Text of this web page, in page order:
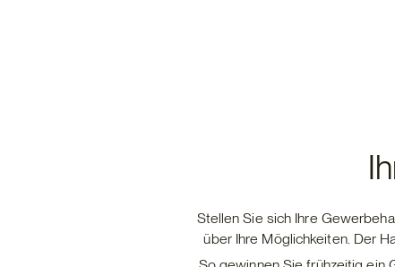
Stellen Sie sich Ihre
über Ihre Möglichkeiten. Der